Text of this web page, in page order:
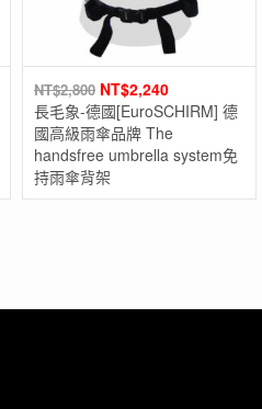
NT$2,800 NT$2,240
長毛象-德國[EuroSCHIRM] 德
國高級雨傘品牌 The
handsfree umbrella system免
持雨傘背架